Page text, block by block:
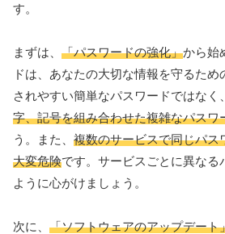
す。
まずは、 「パスワードの強化」から始
ドは、あなたの大切な情報を守るため
されやすい簡単なパスワードではなく、
字、記号を組み合わせた複雑なパスワ
う。また、 複数のサービスで同じパス
大変危険です。サービスごとに異なる
ように心がけましょう。
次に、 「ソフトウェアのアップデート